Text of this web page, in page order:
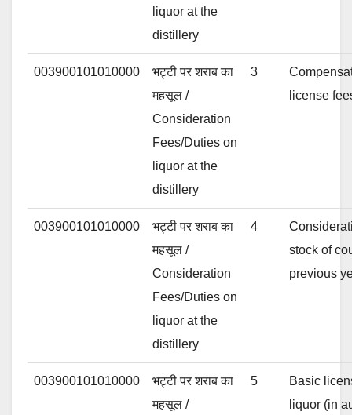
liquor at the
distillery
003900101010000
भट्टी पर शराब का
महसूल /
Consideration
Fees/Duties on
liquor at the
distillery
3
license
003900101010000
भट्टी पर शराब का
महसूल /
Consideration
Fees/Duties on
liquor at the
distillery
4
stock of
previous
003900101010000
भट्टी पर शराब का
महसूल /
5
Basic
liquor (in